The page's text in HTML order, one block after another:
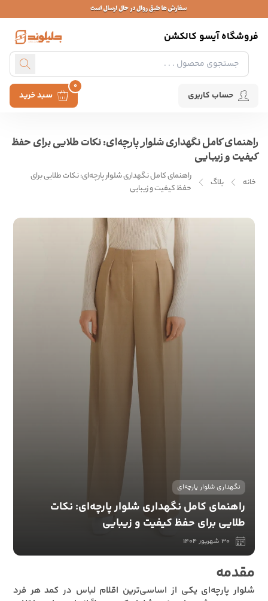
فروشگاه آیسو کالکشن
حساب کاربری سبد خرید
0
راهنمای کامل نگهداری شلوار پارچه‌ای: نکات طلایی برای حفظ
کیفیت و زیبایی
خانه بلاگ
راهنمای کامل نگهداری شلوار پارچه‌ای: نکات طلایی برای
حفظ کیفیت و زیبایی
نگهداری شلوار پارچه‌ای
راهنمای کامل نگهداری شلوار پارچه‌ای: نکات
طلایی برای حفظ کیفیت و زیبایی
30 شهریور 1404
مقدمه
شلوار پارچه‌ای یکی از اساسی‌ترین اقلام لباس در کمد هر فرد